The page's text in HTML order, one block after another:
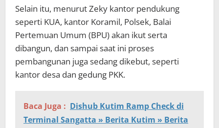
Selain itu, menurut Zeky kantor pendukung
seperti KUA, kantor Koramil, Polsek, Balai
Pertemuan Umum (BPU) akan ikut serta
dibangun, dan sampai saat ini proses
pembangunan juga sedang dikebut, seperti
kantor desa dan gedung PKK.
Baca Juga : Dishub Kutim Ramp Check di
Terminal Sangatta » Berita Kutim » Berita